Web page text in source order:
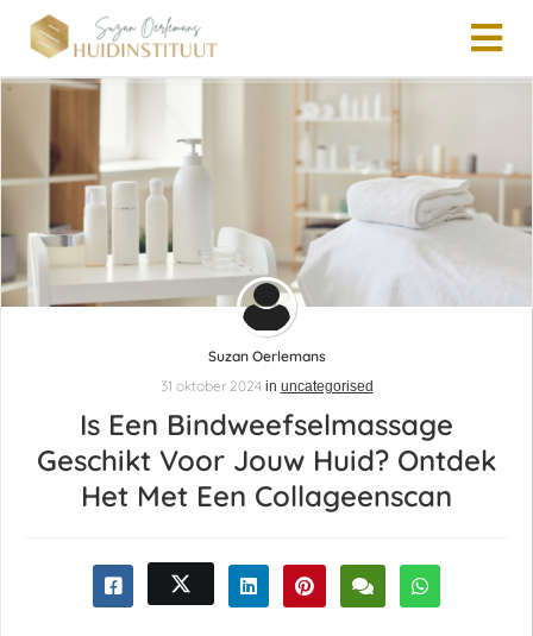
Suzan Oerlemans
31 oktober 2024 in uncategorised
Is Een Bindweefselmassage
Geschikt Voor Jouw Huid? Ontdek
Het Met Een Collageenscan